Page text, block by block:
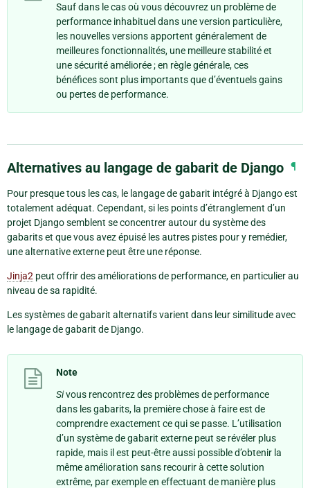
Sauf dans le cas où vous découvrez un problème de
performance inhabituel dans une version particulière,
les nouvelles versions apportent généralement de
meilleures fonctionnalités, une meilleure stabilité et
une sécurité améliorée ; en règle générale, ces
bénéfices sont plus importants que d’éventuels gains
ou pertes de performance.
Alternatives au langage de gabarit de Django ¶
Pour presque tous les cas, le langage de gabarit intégré à Django est
totalement adéquat. Cependant, si les points d’étranglement d’un
projet Django semblent se concentrer autour du système des
gabarits et que vous avez épuisé les autres pistes pour y remédier,
une alternative externe peut être une réponse.
Jinja2 peut offrir des améliorations de performance, en particulier au
niveau de sa rapidité.
Les systèmes de gabarit alternatifs varient dans leur similitude avec
le langage de gabarit de Django.
Note
Sivous rencontrez des problèmes de performance
dans les gabarits, la première chose à faire est de
comprendre exactement ce qui se passe. L’utilisation
d’un système de gabarit externe peut se révéler plus
rapide, mais il est peut-être aussi possible d’obtenir la
même amélioration sans recourir à cette solution
extrême, par exemple en effectuant de manière plus